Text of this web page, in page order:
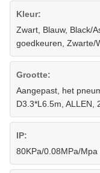
Kleur:
Zwart, Blauw, Black/
goedkeuren, Zwarte/
Grootte:
Aangepast, het
D3.3*L6.5m, ALLEN,
IP:
80KPa/0.08MPa/